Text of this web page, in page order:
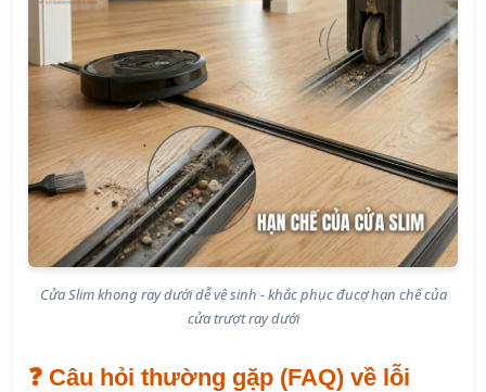
Cửa Slim khong ray dưới dễ vệ sinh - khắc phục đucợ hạn chế của
cửa trượt ray dưới
❓ Câu hỏi thường gặp (FAQ) về lỗi